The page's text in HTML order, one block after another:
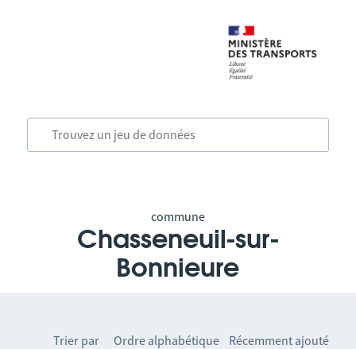
commune
Chasseneuil-sur-
Bonnieure
Trier par Ordre alphabétique Récemment ajouté